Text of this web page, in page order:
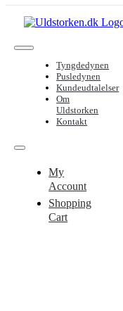
Toggle
Navigation
Tyngdedynen
Pusledynen
Kundeudtalelser
Om
Uldstorken
Kontakt
Toggle
My
Account
Shopping
Cart